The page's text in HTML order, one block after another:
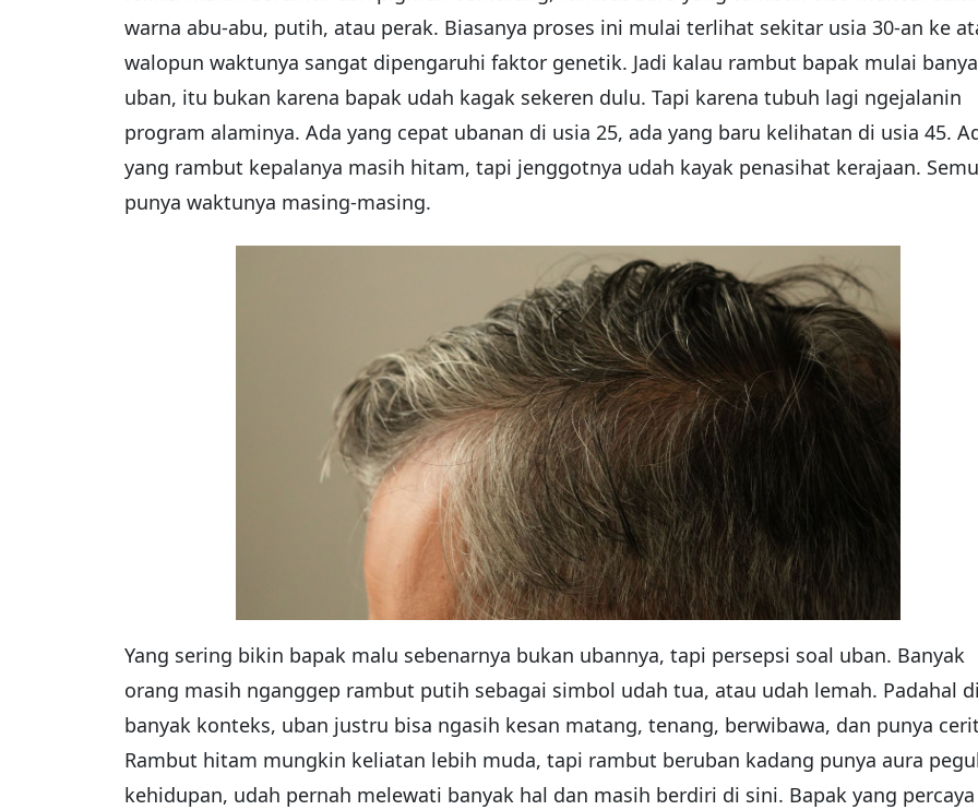
warna abu-abu, putih, atau perak. Biasanya proses ini mulai terlihat sekitar usia 30-an ke
walopun waktunya sangat dipengaruhi faktor genetik. Jadi kalau rambut bapak mulai
uban, itu bukan karena bapak udah kagak sekeren dulu. Tapi karena tubuh lagi ngejalanin
program alaminya. Ada yang cepat ubanan di usia 25, ada yang baru kelihatan di usia 45.
yang rambut kepalanya masih hitam, tapi jenggotnya udah kayak penasihat kerajaan.
punya waktunya masing-masing.
Yang sering bikin bapak malu sebenarnya bukan ubannya, tapi persepsi soal uban. Banyak
orang masih nganggep rambut putih sebagai simbol udah tua, atau udah lemah. Padahal di
banyak konteks, uban justru bisa ngasih kesan matang, tenang, berwibawa, dan punya
Rambut hitam mungkin keliatan lebih muda, tapi rambut beruban kadang punya aura
kehidupan, udah pernah melewati banyak hal dan masih berdiri di sini. Bapak yang